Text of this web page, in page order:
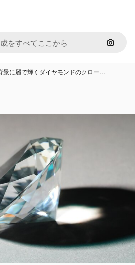
画像で
景に麗で輝くダイヤモンドのクロー…